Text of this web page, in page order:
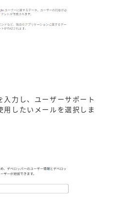
力し、ユーザーサポート
したいメールを選択しま